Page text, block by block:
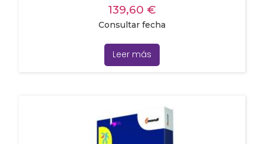
139,60 €
Consultar fecha
Leer más